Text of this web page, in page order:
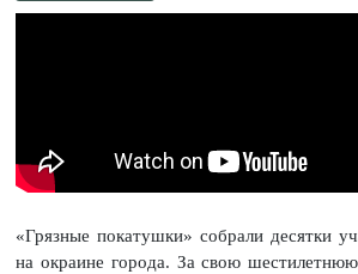
«Грязные покатушки» собрали десятки
на окраине города. За свою